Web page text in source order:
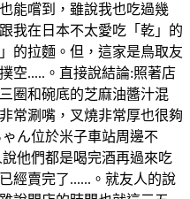
能嚐到，雖說我也吃過幾
我在日本不太愛吃「乾」的
的拉麵。但，這家是鳥取友
空.....。直接說結論:照著店
圈和碗底的芝麻油醬汁混
常涮嘴，叉燒非常厚也很夠
ん位於米子車站周邊不
他們都是喝完酒再過來吃
經賣完了......。就友人的說